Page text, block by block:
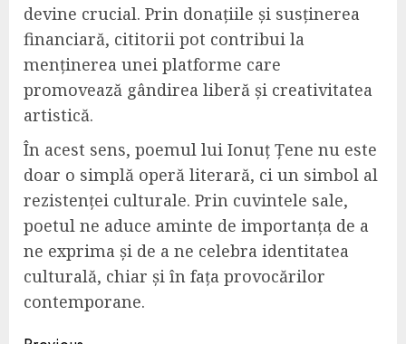
devine crucial. Prin donațiile și susținerea
financiară, cititorii pot contribui la
menținerea unei platforme care
promovează gândirea liberă și creativitatea
artistică.
În acest sens, poemul lui Ionuț Țene nu este
doar o simplă operă literară, ci un simbol al
rezistenței culturale. Prin cuvintele sale,
poetul ne aduce aminte de importanța de a
ne exprima și de a ne celebra identitatea
culturală, chiar și în fața provocărilor
contemporane.